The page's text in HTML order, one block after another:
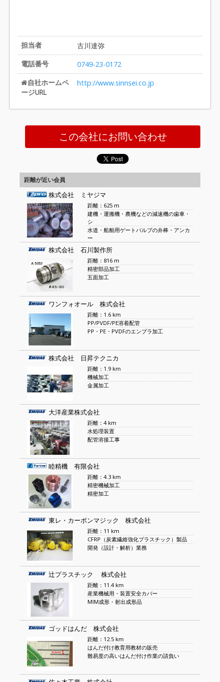
担当者
古川達弥
電話番号
0749-23-0172
自社ホームペ
ージURL
http://www.sinnsei.co.jp
この会社にお問い合わせ
距離が近い会員
株式会社 ミヤジマ
距離：625 m
建機・運搬機・農機などの減速機の歯車・
シ
水道・船舶用ゲートバルブの弁棒・アンカ
ー
株式会社 石川製作所
距離：816 m
精密部品加工
五面加工
ワンフォオール 株式会社
距離：1.6 km
PP/PVDF/PE溶着配管
PP・PE・PVDFのエンプラ加工
株式会社 日昇テクニカ
距離：1.9 km
機械加工
金属加工
大洋産業株式会社
距離：4 km
水処理装置
配管溶接工事
睦精機 有限会社
距離：4.3 km
精密機械加工
精密加工
東レ・カーボンマジック 株式会社
距離：11 km
CFRP（炭素繊維強化プラスチック）製品
開発（設計・解析）業務
辻プラスチック 株式会社
距離：11.4 km
産業機械用・装置安全カバー
MIM成形・射出成形品
ゴッドはんだ 株式会社
距離：12.5 km
はんだ付け教育用教材の販売
難易度の高いはんだ付け作業の請負い